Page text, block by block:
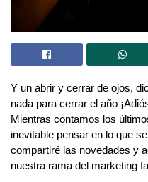
Y un abrir y cerrar de ojos,
nada para cerrar el año
Mientras contamos los
inevitable pensar en lo que
compartiré las novedades y
nuestra rama del marketing